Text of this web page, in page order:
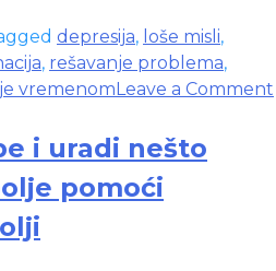
depresija, loše misli,
, rešavanje problema,
vremenomLeave a Comment
i uradi nešto
pomoći